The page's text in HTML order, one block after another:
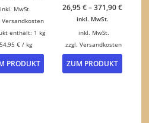
inkl. MwSt.
Versandkosten
enthält: 1kg
54,95 €/ kg
PRODUKT
26,95€–371,90€
inkl. MwSt.
inkl. MwSt.
zzgl.Versandkosten
ZUM PRODUKT
Dieses